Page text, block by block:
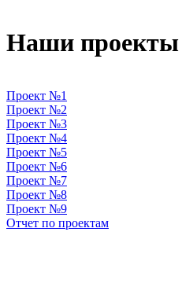
Наши проекты
Проект №1
Проект №2
Проект №3
Проект №4
Проект №5
Проект №6
Проект №7
Проект №8
Проект №9
Отчет по проектам